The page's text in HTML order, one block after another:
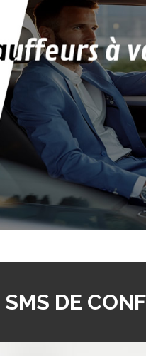
SMS DE